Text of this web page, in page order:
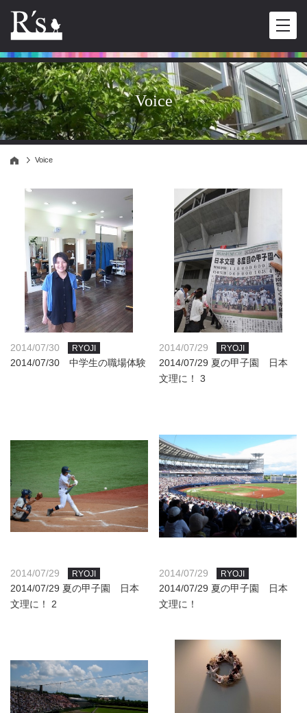
Voice
Voice
2014/07/30 RYOJI
2014/07/30 中学生の職場体験
2014/07/29 RYOJI
2014/07/29 夏の甲子園 日本
文理に！ 3
2014/07/29 RYOJI
2014/07/29 夏の甲子園 日本
文理に！ 2
2014/07/29 RYOJI
2014/07/29 夏の甲子園 日本
文理に！